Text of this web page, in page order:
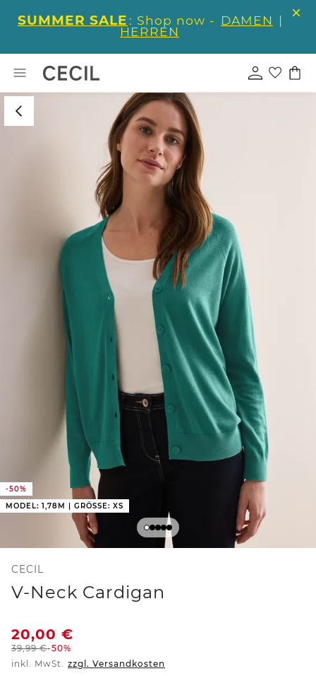
SUMMER SALE : Shop now - DAMEN |
HERREN
-50%
MODEL: 1,78M | GRÖSSE: XS
CECIL
V-Neck Cardigan
20,00 €
39,99€-50%
inkl. MwSt. zzgl. Versandkosten